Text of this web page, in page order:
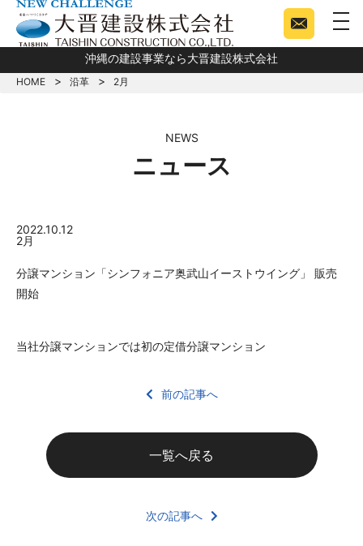
沖縄の建設事業なら大晋建設株式会社
HOME 沿革 2月
NEWS
ニュース
2022.10.12
2月
分譲マンション「シンフォニア奥武山イーストウイング」 販売
開始
当社分譲マンションでは初の定借分譲マンション
前の記事へ
一覧へ戻る
次の記事へ